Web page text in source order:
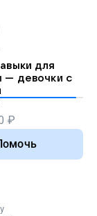
для
— девочки с
₽